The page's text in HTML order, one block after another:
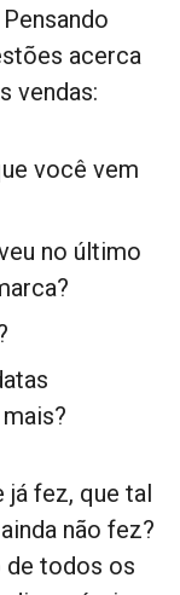
acerca
vendas:
você vem
no último
já fez, que tal
não fez?
de todos os